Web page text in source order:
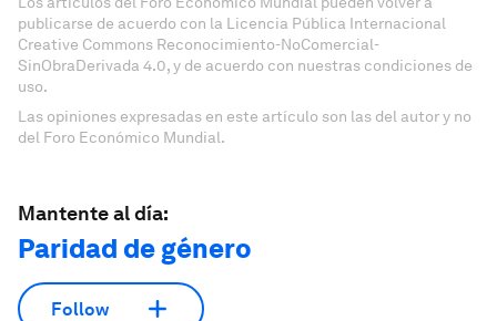
publicarse de acuerdo con la Licencia Pública Internacional
Creative Commons Reconocimiento-NoComercial-
SinObraDerivada 4.0, y de acuerdo con nuestras condiciones de
uso.
Las opiniones expresadas en este artículo son las del autor y no
del Foro Económico Mundial.
Mantente al día:
Paridad de género
Follow